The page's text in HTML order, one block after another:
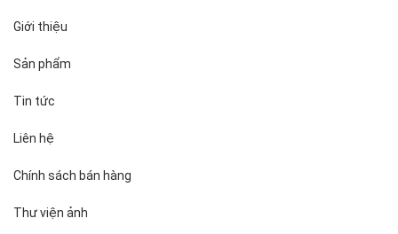
Giới thiệu
Sản phẩm
Tin tức
Liên hệ
Chính sách bán hàng
Thư viện ảnh